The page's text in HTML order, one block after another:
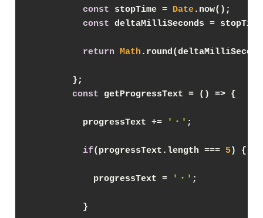
const stopTime = Date.now();
const deltaMilliSeconds =
return Math
        };
const getProgressText = () => {
          progressText +=
'・' ;
if(progressText.length === 5) {
            progressText =
'・' ;
          }